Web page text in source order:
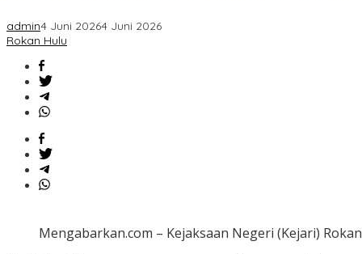
admin4 Juni 20264 Juni 2026
Rokan Hulu
Mengabarkan.com – Kejaksaan Negeri (Kejari)